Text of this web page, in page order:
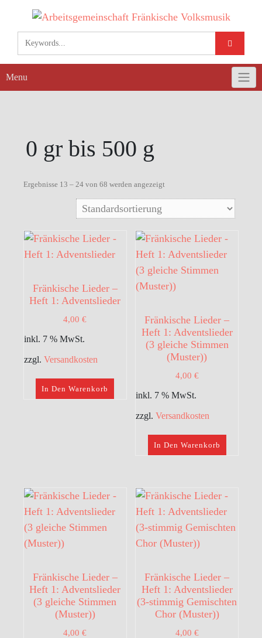
content
Menu
0 gr bis 500 g
Ergebnisse 13 – 24 von 68 werden angezeigt
Fränkische Lieder –
Heft 1: Adventslieder
4,00€
inkl. 7 % MwSt.
zzgl. Versandkosten
In Den Warenkorb
Fränkische Lieder –
Heft 1: Adventslieder
(3 gleiche Stimmen
(Muster))
4,00 €
inkl. 7 % MwSt.
zzgl.Versandkosten
In Den Warenkorb
Fränkische Lieder –
Heft 1: Adventslieder
(3 gleiche Stimmen
(Muster))
4,00€
Fränkische Lieder –
Heft 1: Adventslieder
(3-stimmig Gemischten
Chor (Muster))
4,00 €